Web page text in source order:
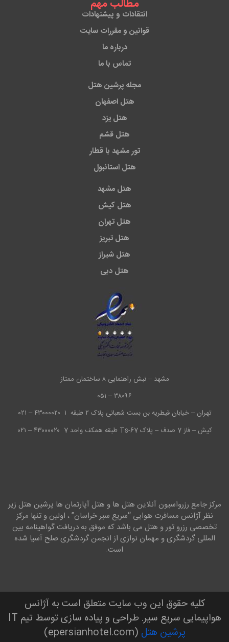
مطالب مهم
انتقادات و پیشنهادات
قوانین و مقررات سایت
درباره ما
تماس با ما
مجله پرشین هتل
هتل اصفهان
هتل یزد
هتل قشم
تور مشهد با قطار
هتل استانبول
هتل مشهد
هتل کیش
هتل تهران
هتل تبریز
هتل شیراز
هتل دبی
مشهد – نبش راهنمایی ۸ ساختمان ممتاز
۳۸۰۹۶ – ۰۵۱
تهران – خیابان قیطریه بن بست شعبانی پلاک ۲ طبقه ۱
۴۳۰۰۰۰۲۰ – ۰۲۱
کیش – فاز 7 صدف – پلاک Ts-67 طبقه همکف واحد 7
۴۳۰۰۰۰۲۰ – ۰۲۱
مرکز جامع رزرواسیون آنلاین هتل ها و هتل آپارتمان ها پرشین هتل زیر
نظر آژانس مسافرت هوایی “سریع سیر خراسان” ، اولین و تنها مرکز
تخصصی رزرو تور و هتل می باشد که موفق به دریافت گواهینامه بین
المللی گردشگری و مهمان نوازی از انجمن گردشگری صلح آسیا شده
است.
کلیه حقوق این وب سایت متعلق است به آژانس
هواپیمایی سریع سیر. طراحی و پیاده سازی توسط تیم IT
پرشین هتل (epersianhotel.com)